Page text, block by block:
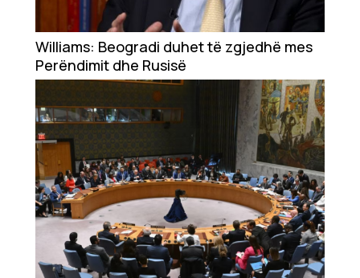
Williams: Beogradi duhet të zgjedhë mes
Perëndimit dhe Rusisë